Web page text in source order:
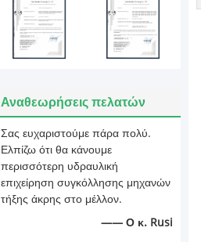
Αναθεωρήσεις πελατών
Σας ευχαριστούμε πάρα πολύ.
Ελπίζω ότι θα κάνουμε
περισσότερη υδραυλική
επιχείρηση συγκόλλησης μηχανών
τήξης άκρης στο μέλλον.
—— Ο κ. Rusi